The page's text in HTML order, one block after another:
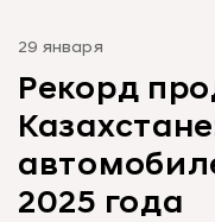
29 января
Рекорд
2025 года